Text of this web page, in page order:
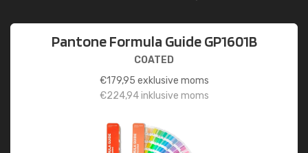
Pantone Formula Guide GP1601B
COATED
€179,95 exklusive moms
€224,94inklusive moms